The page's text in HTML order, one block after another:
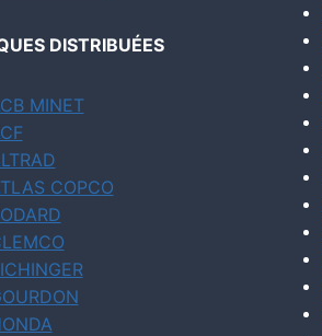
DISTRIBUÉES
MINET
COPCO